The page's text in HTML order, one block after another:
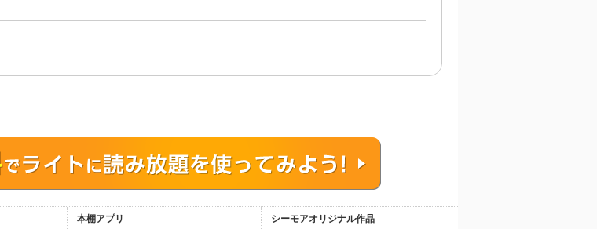
本棚アプリ
シーモアオリジナル作品